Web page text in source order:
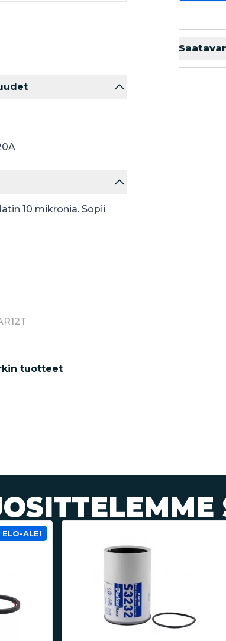
10 mikronia. Sopii
tuotteet
ELO-ALE!